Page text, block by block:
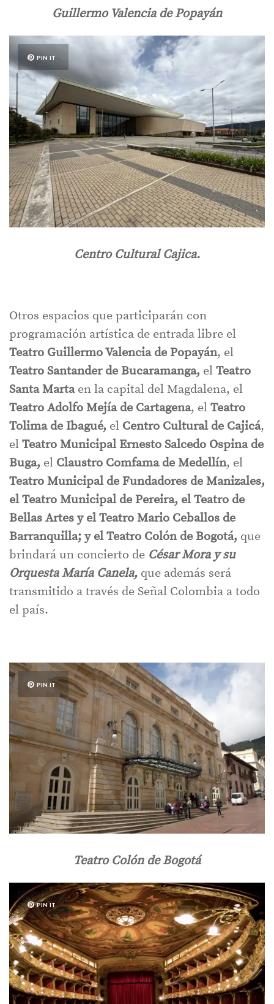
Guillermo Valencia de Popayán
PIN IT
Centro Cultural Cajica.
Otros espacios que participarán con
programación artística de entrada libre el
Teatro Guillermo Valencia de Popayán, el
Teatro Santander de Bucaramanga, el Teatro
Santa Martaen la capital del Magdalena, el
Teatro Adolfo Mejía de Cartagena, el Teatro
Tolima de Ibagué, el Centro Cultural de Cajicá,
el Teatro Municipal Ernesto Salcedo Ospina de
Buga, el Claustro Comfama de Medellín, el
Teatro Municipal de Fundadores de Manizales,
el Teatro Municipal de Pereira, el Teatro de
Bellas Artes y el Teatro Mario Ceballos de
Barranquilla; y el Teatro Colón de Bogotá, que
brindará un concierto de César Mora y su
Orquesta María Canela, que además será
transmitido a través de Señal Colombia a todo
el país.
PIN IT
Teatro Colón de Bogotá
PIN IT